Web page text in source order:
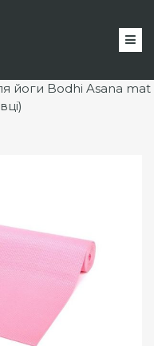
йоги Bodhi Asana mat